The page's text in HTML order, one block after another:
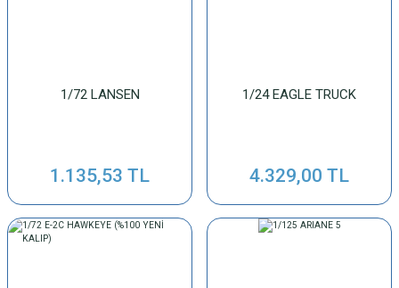
1/72 LANSEN
1.135,53 TL
1/24 EAGLE TRUCK
4.329,00 TL